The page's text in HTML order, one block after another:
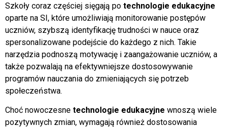
Szkoły coraz częściej sięgają po technologie edukacyjne
oparte na SI, które umożliwiają monitorowanie postępów
uczniów, szybszą identyfikację trudności w nauce oraz
spersonalizowane podejście do każdego z nich. Takie
narzędzia podnoszą motywację i zaangażowanie uczniów, a
także pozwalają na efektywniejsze dostosowywanie
programów nauczania do zmieniających się potrzeb
społeczeństwa.
Choć nowoczesne technologie edukacyjne wnoszą wiele
pozytywnych zmian, wymagają również dostosowania